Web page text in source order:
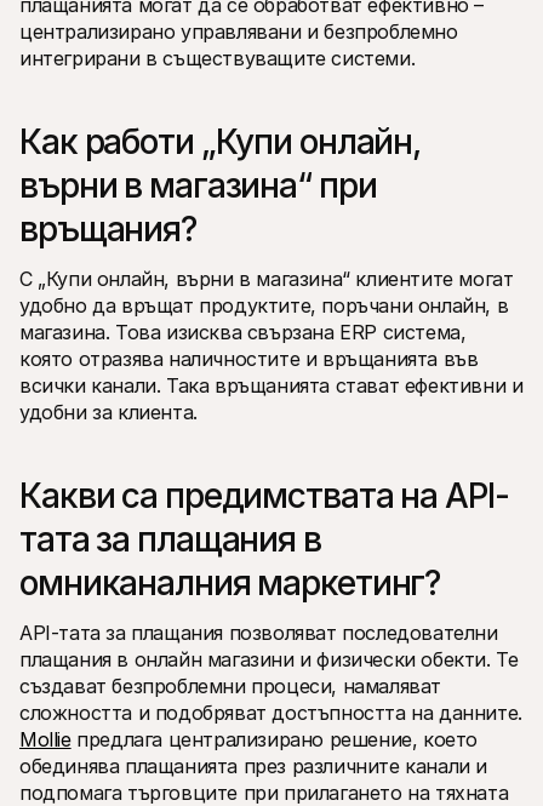
плащанията могат да се обработват ефективно –
централизирано управлявани и безпроблемно
интегрирани в съществуващите системи.
Как работи „Купи онлайн,
върни в магазина“ при
връщания?
С „Купи онлайн, върни в магазина“ клиентите могат
удобно да връщат продуктите, поръчани онлайн, в
магазина. Това изисква свързана ERP система,
която отразява наличностите и връщанията във
всички канали. Така връщанията стават ефективни и
удобни за клиента.
Какви са предимствата на API-
тата за плащания в
омниканалния маркетинг?
API-тата за плащания позволяват последователни
плащания в онлайн магазини и физически обекти. Те
създават безпроблемни процеси, намаляват
Mollie предлага централизирано решение, което
обединява плащанията през различните канали и
подпомага търговците при прилагането на тяхната